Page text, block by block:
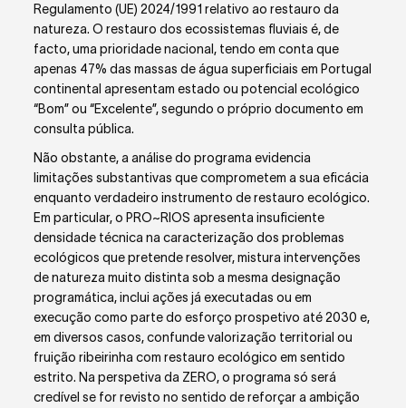
Regulamento (UE) 2024/1991 relativo ao restauro da
natureza. O restauro dos ecossistemas fluviais é, de
facto, uma prioridade nacional, tendo em conta que
apenas 47% das massas de água superficiais em Portugal
continental apresentam estado ou potencial ecológico
“Bom” ou “Excelente”, segundo o próprio documento em
consulta pública.
Não obstante, a análise do programa evidencia
limitações substantivas que comprometem a sua eficácia
enquanto verdadeiro instrumento de restauro ecológico.
Em particular, o PRO~RIOS apresenta insuficiente
densidade técnica na caracterização dos problemas
ecológicos que pretende resolver, mistura intervenções
de natureza muito distinta sob a mesma designação
programática, inclui ações já executadas ou em
execução como parte do esforço prospetivo até 2030 e,
em diversos casos, confunde valorização territorial ou
fruição ribeirinha com restauro ecológico em sentido
estrito. Na perspetiva da ZERO, o programa só será
credível se for revisto no sentido de reforçar a ambição